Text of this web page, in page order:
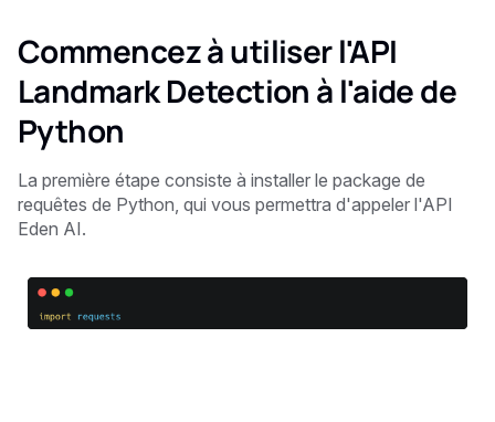
Commencez à utiliser l'API
Landmark Detection à l'aide de
Python
La première étape consiste à installer le package de
requêtes de Python, qui vous permettra d'appeler l'API
Eden AI.